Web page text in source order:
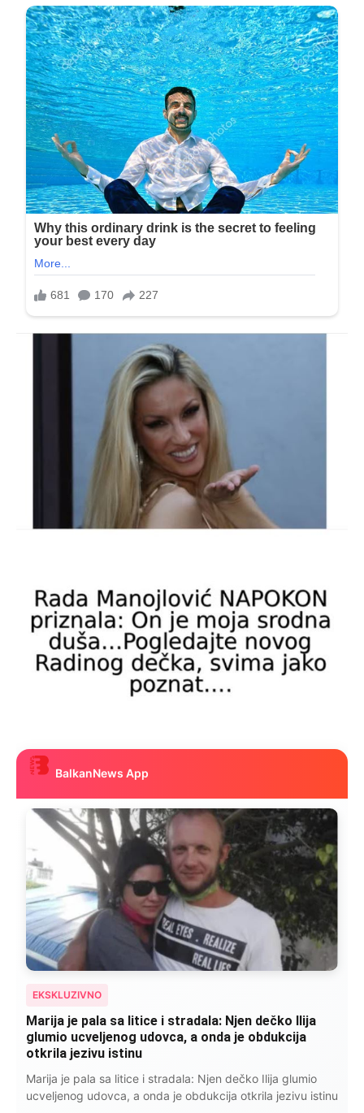
BalkanNews App
EKSKLUZIVNO
Marija je pala sa litice i stradala: Njen dečko Ilija
glumio ucveljenog udovca, a onda je obdukcija
otkrila jezivu istinu
Marija je pala sa litice i stradala: Njen dečko Ilija glumio
ucveljenog udovca, a onda je obdukcija otkrila jezivu istinu